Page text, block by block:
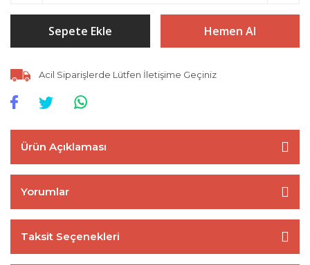
Sepete Ekle Hemen Al
Acil Siparişlerde Lütfen İletişime Geçiniz
Ürün Açıklaması
Yorumlar
Taksit Seçenekleri